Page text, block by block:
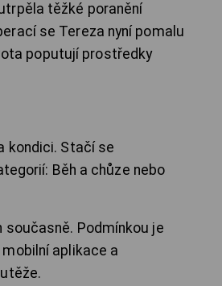
těžké poranění
se Tereza nyní pomalu
poputují prostředky
kondici. Stačí se
Běh a chůze nebo
Podmínkou je
aplikace a